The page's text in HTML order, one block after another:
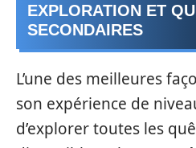
EXPLORATION ET
SECONDAIRES
L’une des meilleures
son expérience de
d’explorer toutes les